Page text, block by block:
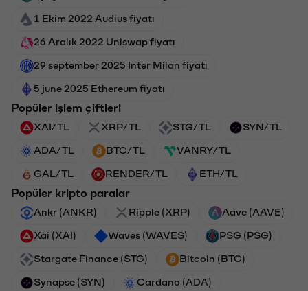
1 Ekim 2022 Audius fiyatı
26 Aralık 2022 Uniswap fiyatı
29 september 2025 Inter Milan fiyatı
5 june 2025 Ethereum fiyatı
Popüler işlem çiftleri
XAI/TL XRP/TL STG/TL SYN/TL
ADA/TL BTC/TL VANRY/TL
GAL/TL RENDER/TL ETH/TL
Popüler kripto paralar
Ankr (ANKR) Ripple (XRP) Aave (AAVE)
Xai (XAI) Waves (WAVES) PSG (PSG)
Stargate Finance (STG) Bitcoin (BTC)
Synapse (SYN) Cardano (ADA)